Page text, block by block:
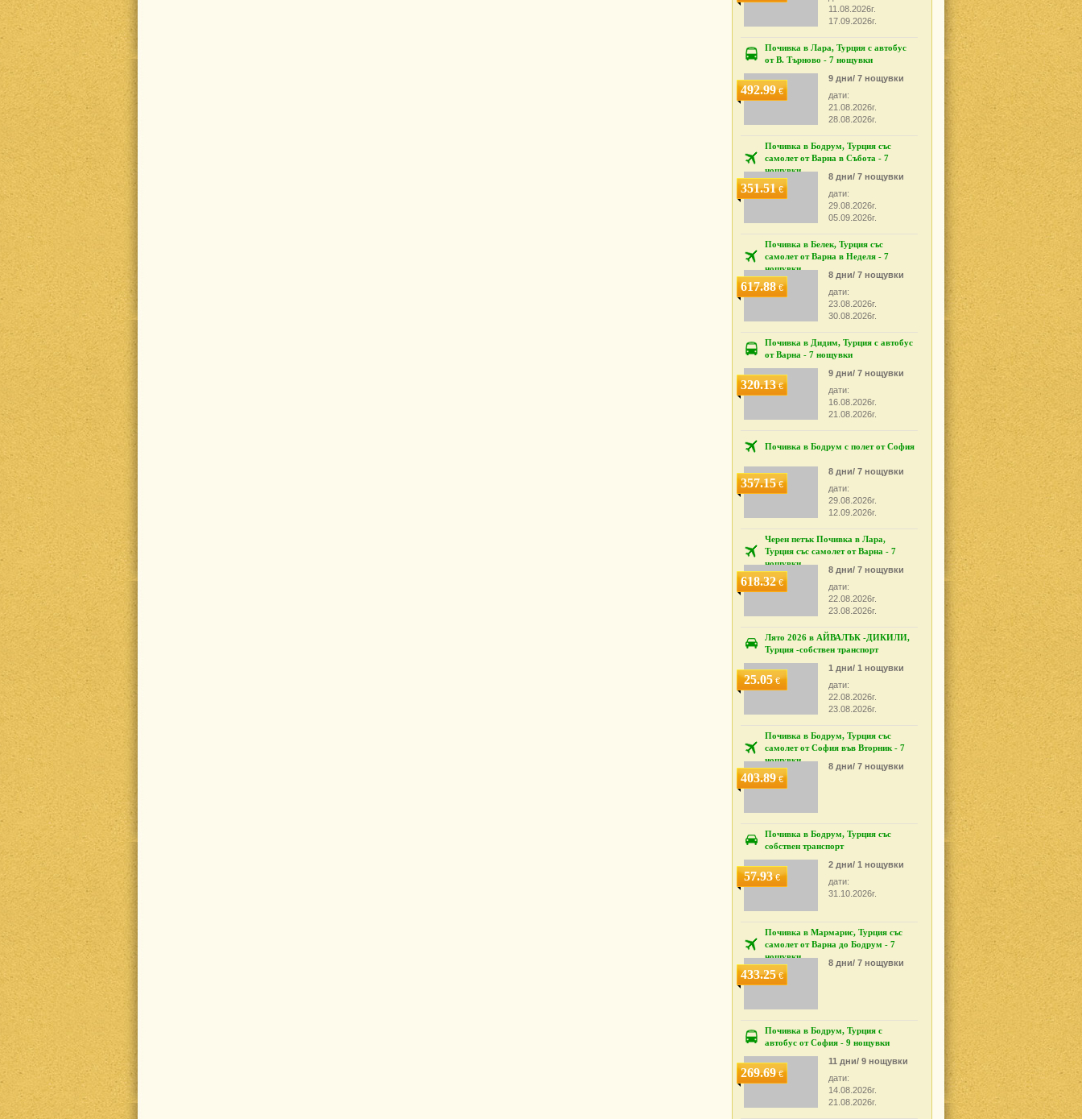
11.08.2026г.
17.09.2026г.
Почивка в Лара, Турция с автобус
от В. Търново - 7 нощувки
492.99€
9 дни/ 7 нощувки
дати:
21.08.2026г.
28.08.2026г.
Почивка в Бодрум, Турция със
самолет от Варна в Събота - 7
нощувки
351.51€
8 дни/ 7 нощувки
дати:
29.08.2026г.
05.09.2026г.
Почивка в Белек, Турция със
самолет от Варна в Неделя - 7
нощувки
617.88€
8 дни/ 7 нощувки
дати:
23.08.2026г.
30.08.2026г.
Почивка в Дидим, Турция с автобус
от Варна - 7 нощувки
320.13€
9 дни/ 7 нощувки
дати:
16.08.2026г.
21.08.2026г.
Почивка в Бодрум с полет от София
357.15€
8 дни/ 7 нощувки
дати:
29.08.2026г.
12.09.2026г.
Черен петък Почивка в Лара,
Турция със самолет от Варна - 7
нощувки
618.32€
8 дни/ 7 нощувки
дати:
22.08.2026г.
23.08.2026г.
Лято 2026 в АЙВАЛЪК -ДИКИЛИ,
Турция -собствен транспорт
25.05€
1 дни/ 1 нощувки
дати:
22.08.2026г.
23.08.2026г.
Почивка в Бодрум, Турция със
самолет от София във Вторник - 7
нощувки
403.89€
8 дни/ 7 нощувки
Почивка в Бодрум, Турция със
собствен транспорт
57.93€
2 дни/ 1 нощувки
дати:
31.10.2026г.
Почивка в Мармарис, Турция със
самолет от Варна до Бодрум - 7
нощувки
433.25€
8 дни/ 7 нощувки
Почивка в Бодрум, Турция с
автобус от София - 9 нощувки
269.69€
11 дни/ 9 нощувки
дати:
14.08.2026г.
21.08.2026г.